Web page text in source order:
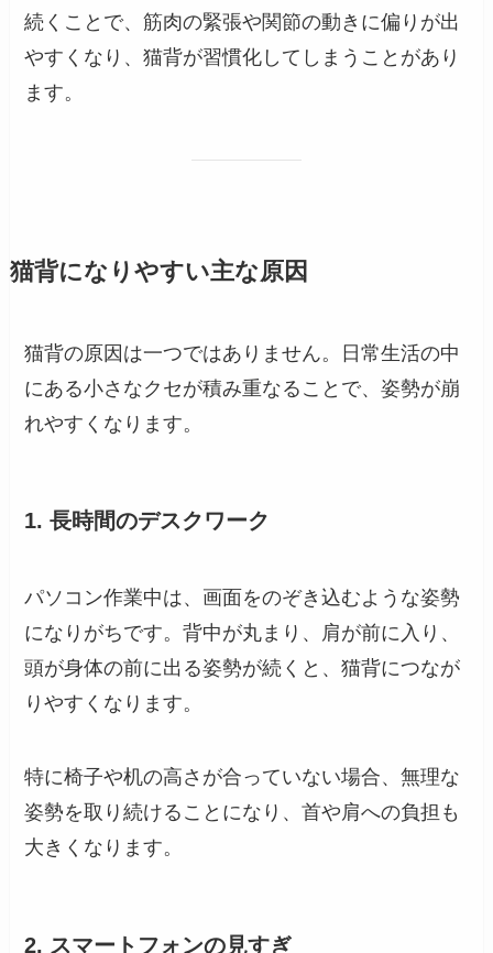
続くことで、筋肉の緊張や関節の動きに偏りが出
やすくなり、猫背が習慣化してしまうことがあり
ます。
猫背になりやすい主な原因
猫背の原因は一つではありません。日常生活の中
にある小さなクセが積み重なることで、姿勢が崩
れやすくなります。
1. 長時間のデスクワーク
パソコン作業中は、画面をのぞき込むような姿勢
になりがちです。背中が丸まり、肩が前に入り、
頭が身体の前に出る姿勢が続くと、猫背につなが
りやすくなります。
特に椅子や机の高さが合っていない場合、無理な
姿勢を取り続けることになり、首や肩への負担も
大きくなります。
2. スマートフォンの見すぎ